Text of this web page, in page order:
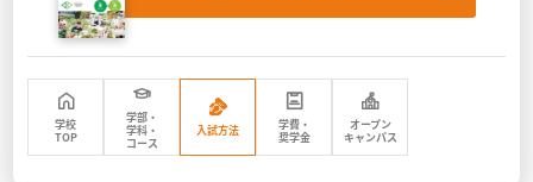
お役立ち情報
学校
TOP
学部・
学科・
コース
入試方法
学費・
奨学金
オープン
キャンパス